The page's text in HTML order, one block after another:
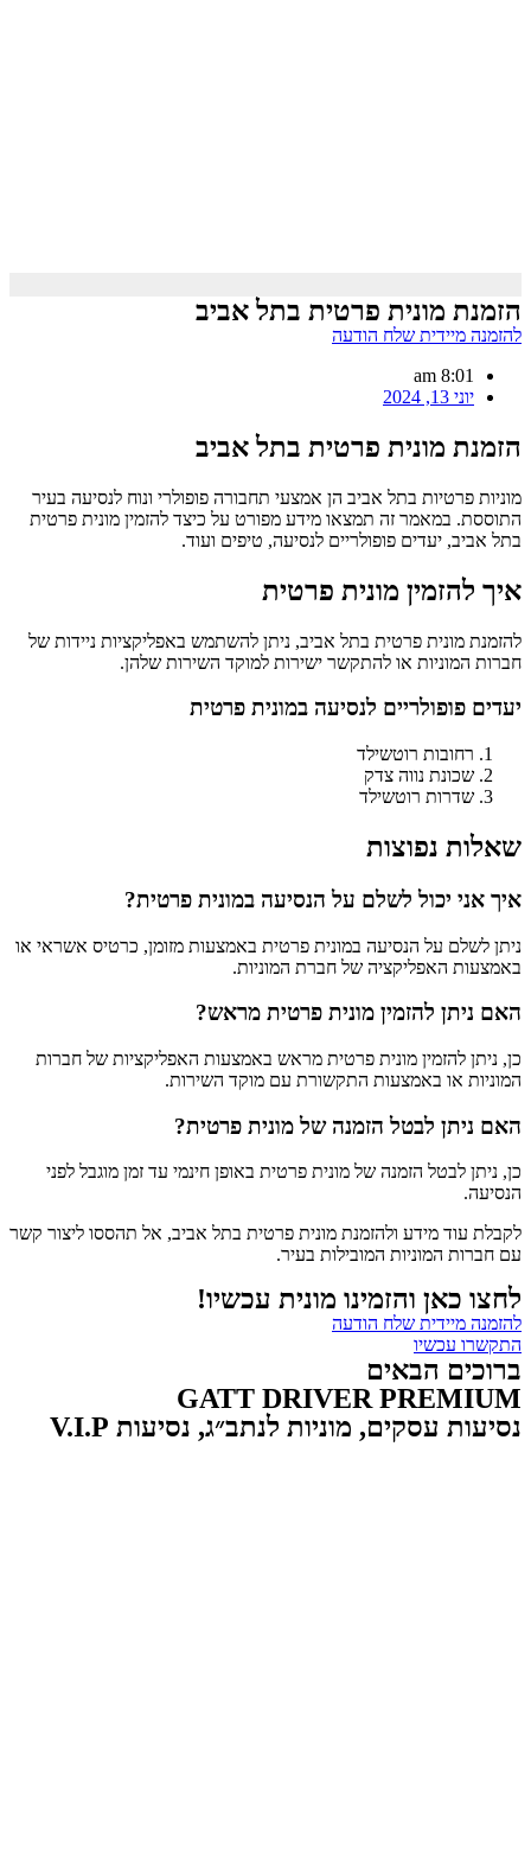
הזמנת מונית פרטית בתל אביב
להזמנה מיידית שלח הודעה
8:01 am
יוני 13, 2024
הזמנת מונית פרטית בתל אביב
מוניות פרטיות בתל אביב הן אמצעי תחבורה פופולרי ונוח לנסיעה בעיר
התוססת. במאמר זה תמצאו מידע מפורט על כיצד להזמין מונית פרטית
בתל אביב, יעדים פופולריים לנסיעה, טיפים ועוד.
איך להזמין מונית פרטית
להזמנת מונית פרטית בתל אביב, ניתן להשתמש באפליקציות ניידות של
חברות המוניות או להתקשר ישירות למוקד השירות שלהן.
יעדים פופולריים לנסיעה במונית פרטית
רחובות רוטשילד
שכונת נווה צדק
שדרות רוטשילד
שאלות נפוצות
איך אני יכול לשלם על הנסיעה במונית פרטית?
ניתן לשלם על הנסיעה במונית פרטית באמצעות מזומן, כרטיס אשראי או
באמצעות האפליקציה של חברת המוניות.
האם ניתן להזמין מונית פרטית מראש?
כן, ניתן להזמין מונית פרטית מראש באמצעות האפליקציות של חברות
המוניות או באמצעות התקשורת עם מוקד השירות.
האם ניתן לבטל הזמנה של מונית פרטית?
כן, ניתן לבטל הזמנה של מונית פרטית באופן חינמי עד זמן מוגבל לפני
הנסיעה.
לקבלת עוד מידע ולהזמנת מונית פרטית בתל אביב, אל תהססו ליצור קשר
עם חברות המוניות המובילות בעיר.
לחצו כאן והזמינו מונית עכשיו!
להזמנה מיידית שלח הודעה
התקשרו עכשיו
ברוכים הבאים
GATT DRIVER PREMIUM
נסיעות עסקים, מוניות לנתב״ג, נסיעות V.I.P